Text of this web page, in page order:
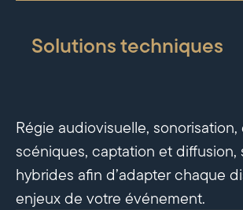
Solutions techniques
Régie audiovisuelle, sonorisation,
scéniques, captation et diffusion,
hybrides afin d’adapter chaque
enjeux de votre événement.